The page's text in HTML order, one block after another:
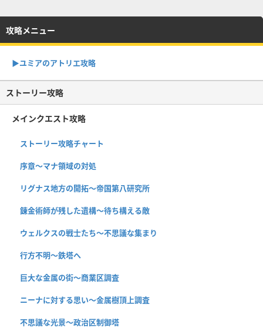
攻略メニュー
▶︎ユミアのアトリエ攻略
ストーリー攻略
メインクエスト攻略
ストーリー攻略チャート
序章〜マナ領域の対処
リグナス地方の開拓〜帝国第八研究所
錬金術師が残した遺構〜待ち構える敵
ウェルクスの戦士たち〜不思議な集まり
行方不明〜鉄塔へ
巨大な金属の街〜商業区調査
ニーナに対する思い〜金属樹頂上調査
不思議な光景〜政治区制御塔